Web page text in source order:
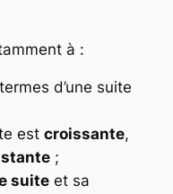
à :
d’une suite
est croissante,
;
suiteet sa